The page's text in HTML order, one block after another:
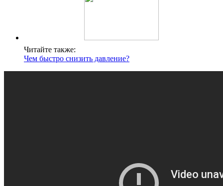
Читайте также:
Чем быстро снизить давление?